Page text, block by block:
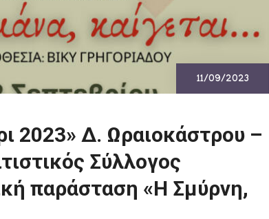
11/09/2023
2023» Δ. Ωραιοκάστρου –
Σύλλογος
παράσταση «Η Σμύρνη,